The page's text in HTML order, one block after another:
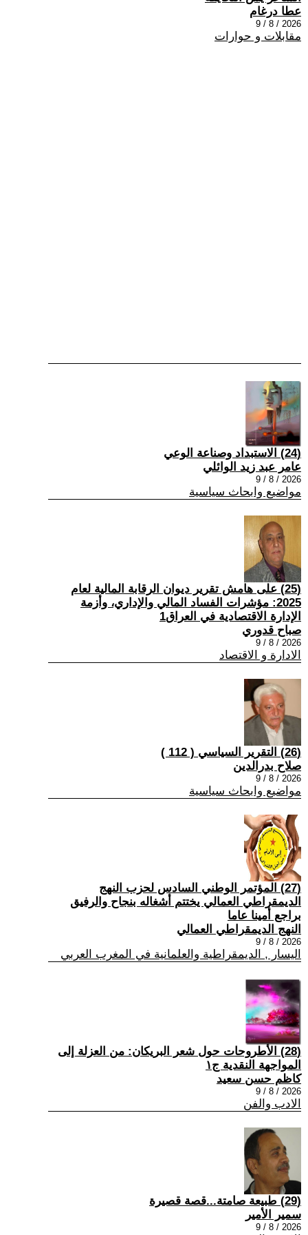
عطا درغام
2026 / 8 / 9
مقابلات و حوارات
(24) الاستبداد وصناعة الوعي
عامر عبد زيد الوائلي
2026 / 8 / 9
مواضيع وابحاث سياسية
(25) على هامش تقرير ديوان الرقابة المالية لعام
2025: مؤشرات الفساد المالي والإداري، وأزمة
الإدارة الاقتصادية في العراق1
صباح قدوري
2026 / 8 / 9
الادارة و الاقتصاد
(26) التقرير السياسي ( 112 )
صلاح بدرالدين
2026 / 8 / 9
مواضيع وابحاث سياسية
(27) المؤتمر الوطني السادس لحزب النهج
الديمقراطي العمالي يختتم أشغاله بنجاح والرفيق
براجع أمينا عاما
النهج الديمقراطي العمالي
2026 / 8 / 9
اليسار , الديمقراطية والعلمانية في المغرب العربي
(28) الأطروحات حول شعر البريكان: من العزلة إلى
المواجهة النقدية ج١
كاظم حسن سعيد
2026 / 8 / 9
الادب والفن
(29) طبيعة صامتة...قصة قصيرة
سمير الأمير
2026 / 8 / 9